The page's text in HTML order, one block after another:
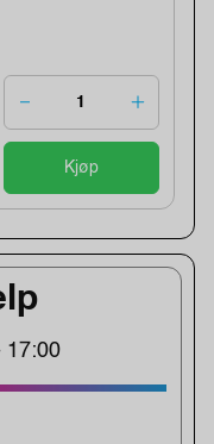
17:00
Kjøp